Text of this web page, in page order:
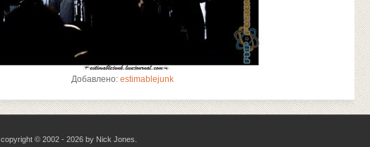
Добавлено: estimablejunk
copyright © 2002 - 2026 by Nick Jones.